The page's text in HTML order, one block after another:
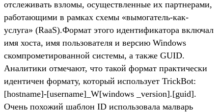
отслеживать взломы, осуществленные их партнерами,
работающими в рамках схемы «вымогатель-как-
услуга» (RaaS).Формат этого идентификатора включал
имя хоста, имя пользователя и версию Windows
скомпрометированной системы, а также GUID.
Аналитики отмечают, что такой формат практически
идентичен формату, который использует TrickBot:
[hostname]-[username]_W[windows _version].[guid].
Очень похожий шаблон ID использовала малварь